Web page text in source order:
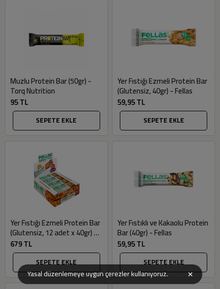
Muzlu Protein Bar (50gr) -
Torq Nutrition
95 TL
SEPETE EKLE
Yer Fıstığı Ezmeli Protein Bar
(Glutensiz, 40gr) - Fellas
59,95 TL
SEPETE EKLE
Yer Fıstığı Ezmeli Protein Bar
(Glutensiz, 12 adet x 40gr) -
Fellas
679 TL
SEPETE EKLE
Yer Fıstıklı ve Kakaolu Protein
Bar (40gr) - Fellas
59,95 TL
SEPETE EKLE
Yasal düzenlemeye uygun çerezler kullanıyoruz. ×